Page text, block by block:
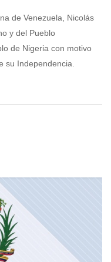
de Venezuela, Nicolás
y del Pueblo
de Nigeria con motivo
su Independencia.